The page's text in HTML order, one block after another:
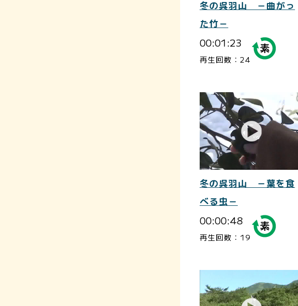
冬の呉羽山 －曲がっ
た竹－
00:01:23
再生回数：24
冬の呉羽山 －葉を食
べる虫－
00:00:48
再生回数：19